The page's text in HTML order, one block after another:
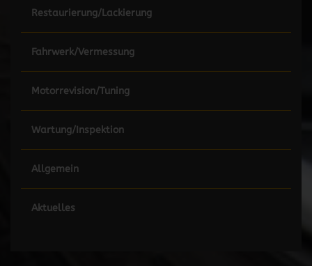
Restaurierung/Lackierung
Fahrwerk/Vermessung
Motorrevision/Tuning
Wartung/Inspektion
Allgemein
Aktuelles